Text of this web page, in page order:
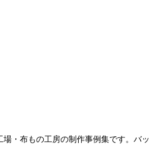
場・布もの工房の制作事例集です。バッ